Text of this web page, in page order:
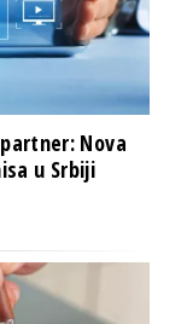
Nova
u Srbiji